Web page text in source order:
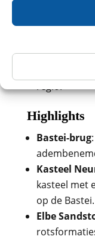
en
Malersweg:
regio.
Highlights
Bastei-brug
Kasteel
kasteel met
op de Bastei.
Elbe